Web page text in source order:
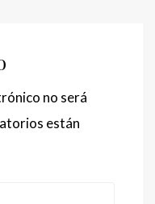
no será
están